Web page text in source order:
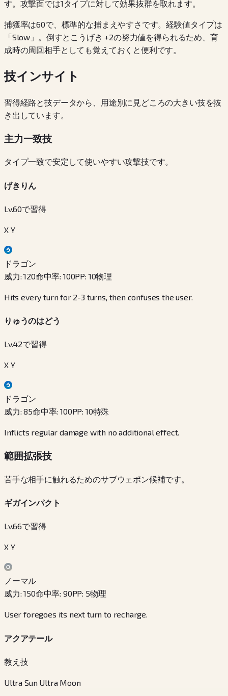
す。攻撃面では1タイプに対して効果抜群を取れます。
捕獲率は60で、標準的な捕まえやすさです。経験値タイプは
「Slow」。倒すとこうげき +2の努力値を得られるため、育
成時の周回相手としても覚えておくと便利です。
技インサイト
習得経路と技データから、用途別に見どころの大きい技を抜
き出しています。
主力一致技
タイプ一致で安定して使いやすい攻撃技です。
げきりん
Lv.60で習得
X Y
ドラゴン
威力:120命中率: 100PP: 10物理
Hits every turn for 2-3 turns, then confuses the user.
りゅうのはどう
Lv.42で習得
X Y
ドラゴン
威力:85命中率:100PP: 10特殊
Inflicts regular damage with no additional effect.
範囲拡張技
苦手な相手に触れるためのサブウェポン候補です。
ギガインパクト
Lv.66で習得
X Y
ノーマル
威力:150命中率: 90PP: 5物理
User foregoes its next turn to recharge.
アクアテール
教え技
Ultra Sun Ultra Moon